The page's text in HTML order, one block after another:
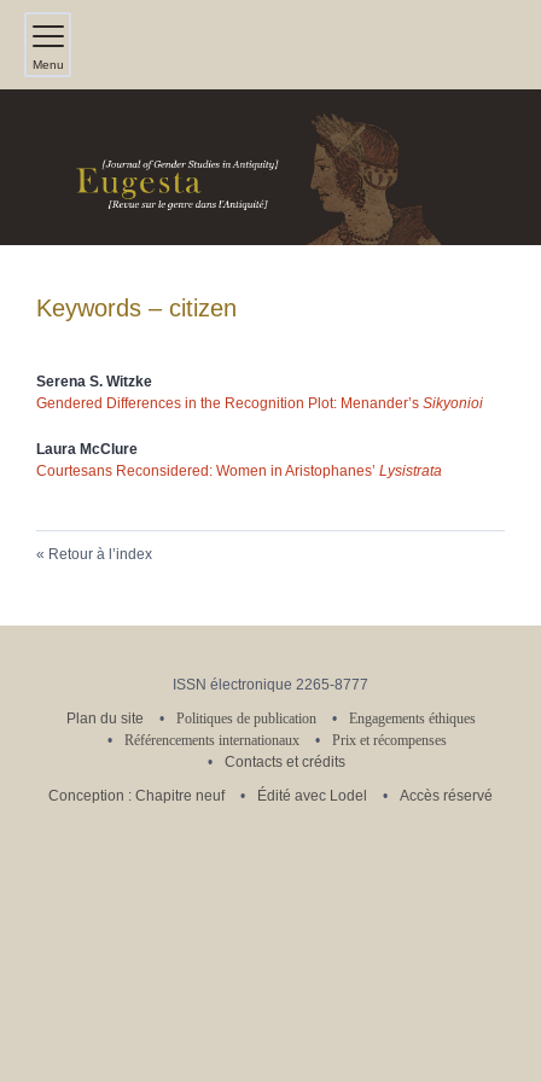
Menu
Keywords – citizen
Serena S. Witzke
Gendered Differences in the Recognition Plot: Menander’s Sikyonioi
Laura McClure
Courtesans Reconsidered: Women in Aristophanes’ Lysistrata
Retour à l’index
ISSN électronique 2265-8777
Plan du site
Politiques de publication
Engagements éthiques
Référencements internationaux
Prix et récompenses
Contacts et crédits
Conception : Chapitre neuf
Édité avec Lodel Accès réservé